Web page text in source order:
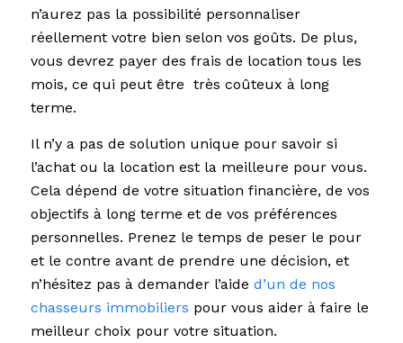
n’aurez pas la possibilité personnaliser
réellement votre bien selon vos goûts. De plus,
vous devrez payer des frais de location tous les
mois, ce qui peut être très coûteux à long
terme.
Il n’y a pas de solution unique pour savoir si
l’achat ou la location est la meilleure pour vous.
Cela dépend de votre situation financière, de vos
objectifs à long terme et de vos préférences
personnelles. Prenez le temps de peser le pour
et le contre avant de prendre une décision, et
n’hésitez pas à demander l’aide d’un de nos
chasseurs immobiliers pour vous aider à faire le
meilleur choix pour votre situation.